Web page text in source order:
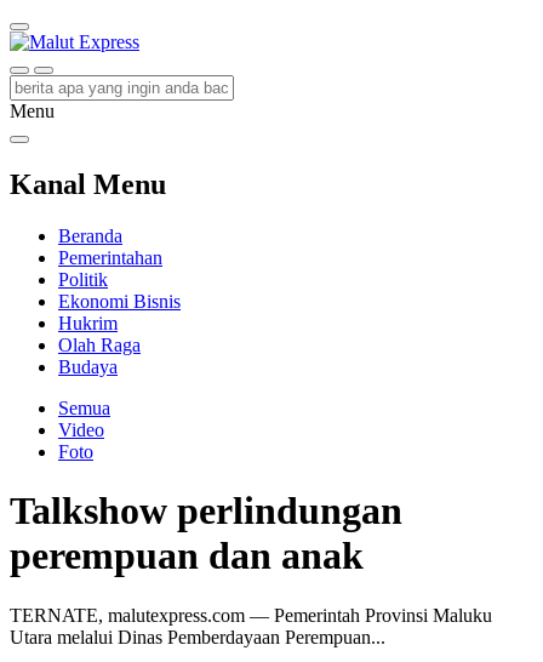
Malut Express
Berita Lebih Cepat
Menu
Kanal Menu
Beranda
Pemerintahan
Politik
Ekonomi Bisnis
Hukrim
Olah Raga
Budaya
Semua
Video
Foto
Talkshow perlindungan
perempuan dan anak
TERNATE, malutexpress.com — Pemerintah Provinsi Maluku
Utara melalui Dinas Pemberdayaan Perempuan...